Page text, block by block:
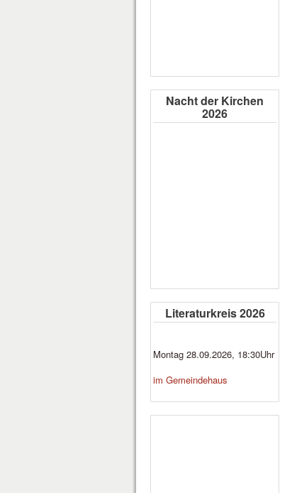
Nacht der Kirchen
2026
Literaturkreis 2026
Montag 28.09.2026, 18:30Uhr
im Gemeindehaus